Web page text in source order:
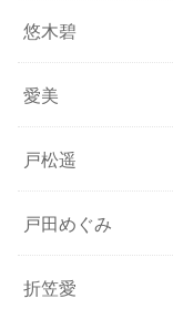
悠木碧
愛美
戸松遥
戸田めぐみ
折笠愛